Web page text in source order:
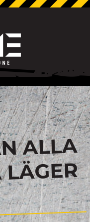
ALLA